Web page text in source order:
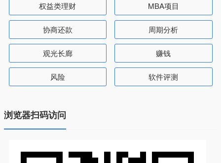
权益类理财 MBA项目
协商还款 周期分析
观光长廊 赚钱
风险 软件评测
浏览器扫码访问